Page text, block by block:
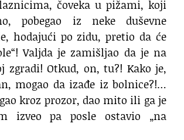
čoveka u pižami, koji
pobegao iz neke duševne
hodajući po zidu, pretio da će
Valjda je zamišljao da je na
zgradi! Otkud, on, tu?! Kako je,
mogao da izađe iz bolnice?!…
kroz prozor, dao mito ili ga je
izveo pa posle ostavio „na